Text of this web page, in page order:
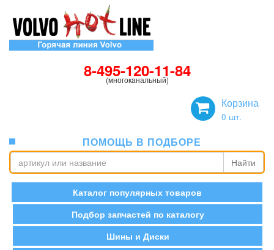
8-495-120-11-84
(многоканальный)
Корзина
0 шт.
ПОМОЩЬ В ПОДБОРЕ
Найти
Каталог популярных товаров
Подбор запчастей по каталогу
Шины и Диски